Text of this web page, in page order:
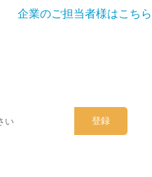
企業のご担当者様はこちら